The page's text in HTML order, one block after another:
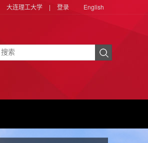
大连理工大学 | 登录 English